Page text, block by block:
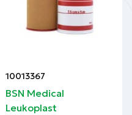
10013367
BSN Medical
Leukoplast